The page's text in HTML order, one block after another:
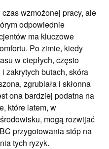
wzmożonej pracy, ale
odpowiednie
ma kluczowe
Po zimie, kiedy
w ciepłych, często
zakrytych butach, skóra
zgrubiała i skłonna
ona bardziej podatna na
które latem, w
mogą rozwijać
przygotowania stóp na
tych ryzyk.